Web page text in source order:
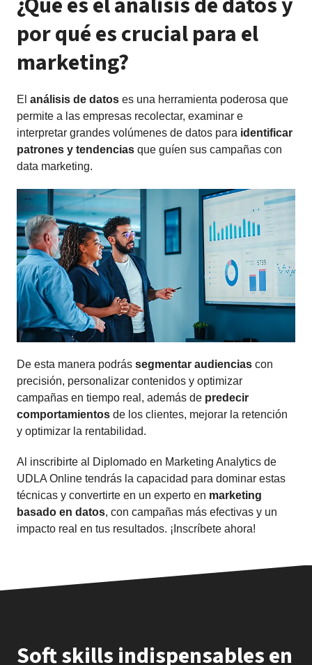
por qué es crucial para el
marketing?
El análisis de datos es una herramienta poderosa que
permite a las empresas recolectar, examinar e
interpretar grandes volúmenes de datos para identificar
patrones y tendencias que guíen sus campañas con
data marketing.
De esta manera podrás segmentar audiencias con
precisión, personalizar contenidos y optimizar
campañas en tiempo real, además de predecir
comportamientos de los clientes, mejorar la retención
y optimizar la rentabilidad.
Al inscribirte al Diplomado en Marketing Analytics de
UDLA Online tendrás la capacidad para dominar estas
técnicas y convertirte en un experto en marketing
basado en datos, con campañas más efectivas y un
impacto real en tus resultados. ¡Inscríbete ahora!
Soft skills indispensables en